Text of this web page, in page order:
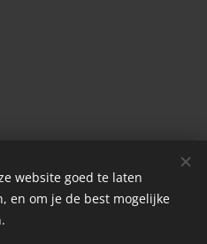
website goed te laten
en om je de best mogelijke